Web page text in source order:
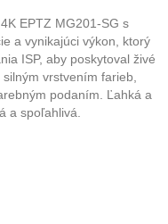
EPTZ MG201-SG s
a vynikajúci výkon, ktorý
ISP, aby poskytoval živé
vrstvením farieb,
podaním. Ľahká a
a spoľahlivá.